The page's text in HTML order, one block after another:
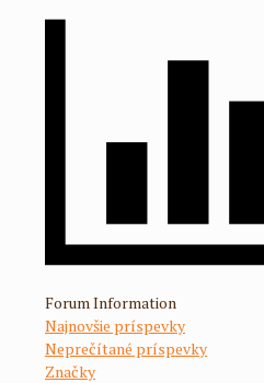
Forum Information
Najnovšie príspevky
Neprečítané príspevky
Značky